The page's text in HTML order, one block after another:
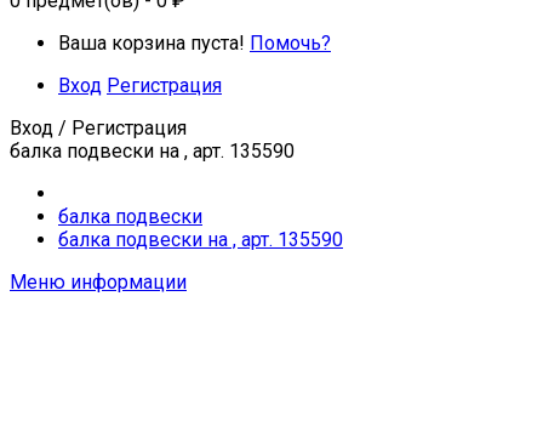
Ваша корзина пуста! Помочь?
Вход Регистрация
Вход / Регистрация
балка подвески на , арт. 135590
балка подвески
балка подвески на , арт. 135590
Меню информации